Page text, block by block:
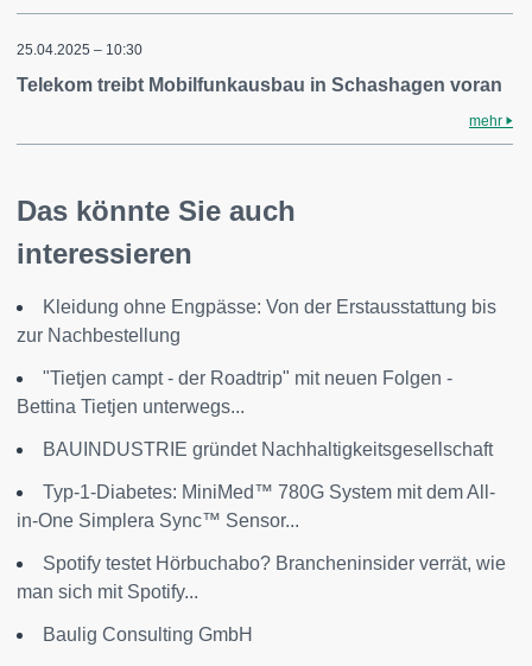
25.04.2025 – 10:30
Telekom treibt Mobilfunkausbau in Schashagen voran
mehr
Das könnte Sie auch
interessieren
Kleidung ohne Engpässe: Von der Erstausstattung bis
zur Nachbestellung
"Tietjen campt - der Roadtrip" mit neuen Folgen -
Bettina Tietjen unterwegs...
BAUINDUSTRIE gründet Nachhaltigkeitsgesellschaft
Typ-1-Diabetes: MiniMed™ 780G System mit dem All-
in-One Simplera Sync™ Sensor...
Spotify testet Hörbuchabo? Brancheninsider verrät, wie
man sich mit Spotify...
Baulig Consulting GmbH